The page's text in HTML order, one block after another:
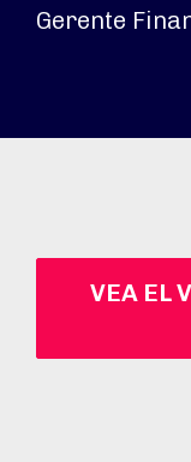
Gerente
VEA EL